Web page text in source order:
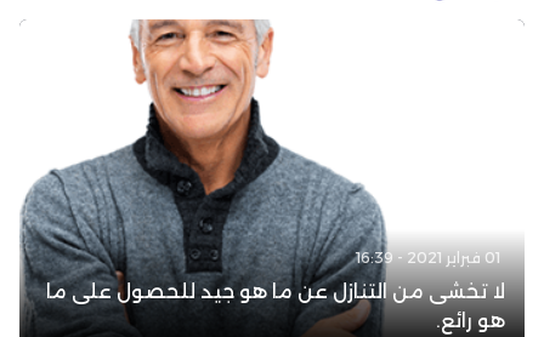
01 فبراير 2021 - 16:39
لا تخشى من التنازل عن ما هو جيد للحصول على ما
هو رائع.